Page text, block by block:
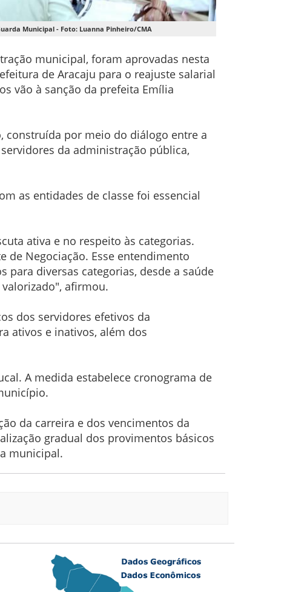
Municipal - Foto: Luanna Pinheiro/CMA
municipal, foram aprovadas nesta
de Aracaju para o reajuste salarial
vão à sanção da prefeita Emília
construída por meio do diálogo entre a
da administração pública,
as entidades de classe foi essencial
ativa e no respeito às categorias.
de Negociação. Esse entendimento
para diversas categorias, desde a saúde
afirmou.
dos servidores efetivos da
ativos e inativos, além dos
A medida estabelece cronograma de
da carreira e dos vencimentos da
gradual dos provimentos básicos
municipal.